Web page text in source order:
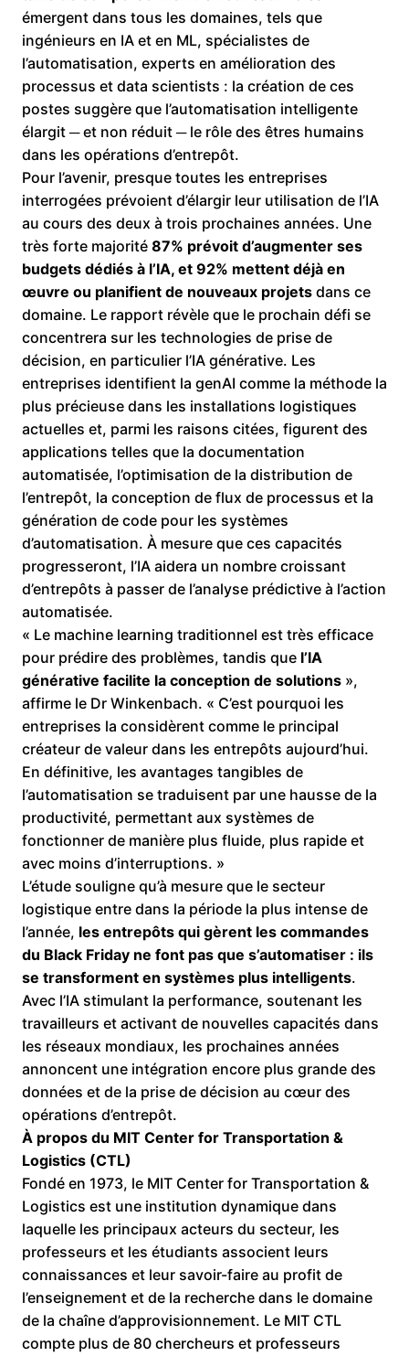
émergent dans tous les domaines, tels que
ingénieurs en IA et en ML, spécialistes de
l’automatisation, experts en amélioration des
processus et data scientists : la création de ces
postes suggère que l’automatisation intelligente
élargit ─ et non réduit ─ le rôle des êtres humains
dans les opérations d’entrepôt.
Pour l’avenir, presque toutes les entreprises
interrogées prévoient d’élargir leur utilisation de l’IA
au cours des deux à trois prochaines années. Une
très forte majorité 87% prévoit d’augmenter ses
budgets dédiés à l’IA, et 92% mettent déjà en
œuvre ou planifient de nouveaux projetsdans ce
domaine. Le rapport révèle que le prochain défi se
concentrera sur les technologies de prise de
décision, en particulier l’IA générative. Les
entreprises identifient la genAI comme la méthode la
plus précieuse dans les installations logistiques
actuelles et, parmi les raisons citées, figurent des
applications telles que la documentation
automatisée, l’optimisation de la distribution de
l’entrepôt, la conception de flux de processus et la
génération de code pour les systèmes
d’automatisation. À mesure que ces capacités
progresseront, l’IA aidera un nombre croissant
d’entrepôts à passer de l’analyse prédictive à l’action
automatisée.
« Le machine learning traditionnel est très efficace
pour prédire des problèmes, tandis que l’IA
générative facilite la conception de solutions»,
affirme le Dr Winkenbach. « C’est pourquoi les
entreprises la considèrent comme le principal
créateur de valeur dans les entrepôts aujourd’hui.
En définitive, les avantages tangibles de
l’automatisation se traduisent par une hausse de la
productivité, permettant aux systèmes de
fonctionner de manière plus fluide, plus rapide et
avec moins d’interruptions. »
L’étude souligne qu’à mesure que le secteur
logistique entre dans la période la plus intense de
l’année, les entrepôts qui gèrent les commandes
du Black Friday ne font pas que s’automatiser : ils
se transforment en systèmes plus intelligents.
Avec l’IA stimulant la performance, soutenant les
travailleurs et activant de nouvelles capacités dans
les réseaux mondiaux, les prochaines années
annoncent une intégration encore plus grande des
données et de la prise de décision au cœur des
opérations d’entrepôt.
À propos du MIT Center for Transportation &
Logistics (CTL)
Fondé en 1973, le MIT Center for Transportation &
Logistics est une institution dynamique dans
laquelle les principaux acteurs du secteur, les
professeurs et les étudiants associent leurs
connaissances et leur savoir-faire au profit de
l’enseignement et de la recherche dans le domaine
de la chaîne d’approvisionnement. Le MIT CTL
compte plus de 80 chercheurs et professeurs